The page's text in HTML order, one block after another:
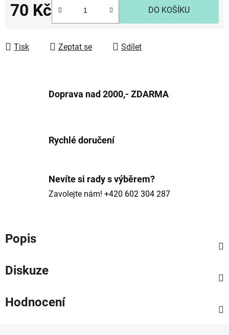
70 Kč
Měrná cena:
DO KOŠÍKU
Tisk Zeptat se Sdílet
Doprava nad 2000,- ZDARMA
Rychlé doručení
Nevíte si rady s výběrem?
Zavolejte nám! +420 602 304 287
Popis
Diskuze
Hodnocení